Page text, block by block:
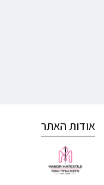
אודות האתר